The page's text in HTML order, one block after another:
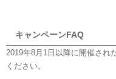
キャンペーンFAQ
2019年8月1日以降に開催され
ください。